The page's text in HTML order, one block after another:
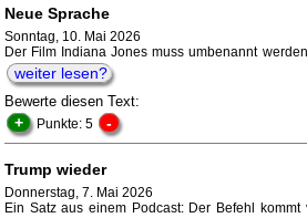
Neue Sprache
Sonntag, 10. Mai 2026
Der Film Indiana Jones muss umbenannt
weiter lesen?
Bewerte diesen Text:
+ Punkte: 5 -
Trump wieder
Donnerstag, 7. Mai 2026
Ein Satz aus einem Podcast: Der Befehl